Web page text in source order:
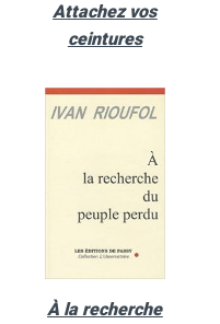
Attachez vos
ceintures
À la recherche